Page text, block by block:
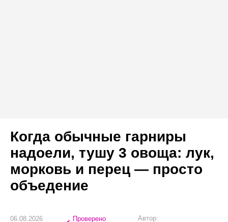
Когда обычные гарниры
надоели, тушу 3 овоща: лук,
морковь и перец — просто
объедение
06.08.2026
Проверено
Автор: